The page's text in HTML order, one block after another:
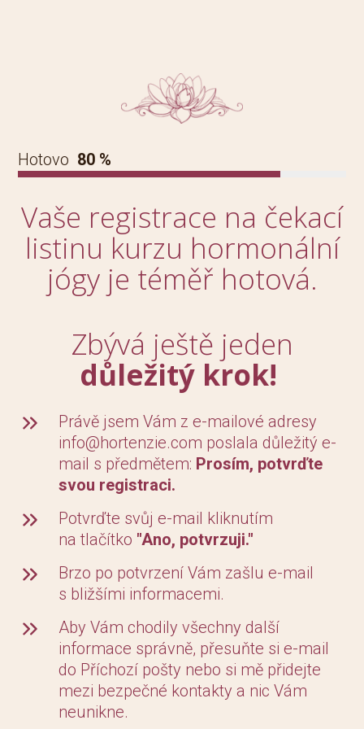
Hotovo 80 %
Vaše registrace na čekací
listinu kurzu hormonální
jógy je téměř hotová.
Zbývá ještě jeden
důležitý krok!
Právě jsem Vám z e-mailové adresy
info@hortenzie.com poslala důležitý e-
mail s předmětem: Prosím, potvrďte
svou registraci.
Potvrďte svůj e-mail kliknutím
na tlačítko "Ano, potvrzuji."
Brzo po potvrzení Vám zašlu e-mail
s bližšími informacemi.
Aby Vám chodily všechny další
informace správně, přesuňte si e-mail
do Příchozí pošty nebo si mě přidejte
mezi bezpečné kontakty a nic Vám
neunikne.